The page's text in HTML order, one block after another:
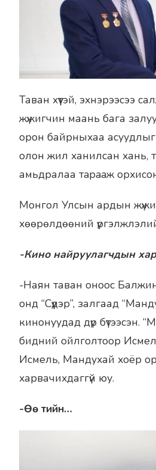
Таван хүүтэй, эхнэрээсээ
жүжигчин маань бага
орон байрныхаа
олон жил ханилсан хань,
амьдралаа тapaaж
Монгол Улсын ардын
хөөрөлдөөний
-Кино найруулагчдын
-Наян таван оноос
онд “Сүүдэр”, залгаад
кинонуудад дүр бүтээсэн.
бидний ойлголтоор
Исмель, Мандухай хоёр
харвачихдаггүй юу.
-Өө тийн…